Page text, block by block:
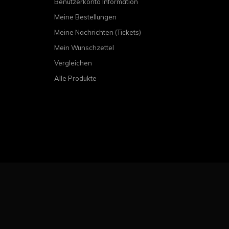
Benutzerkonto Information
Meine Bestellungen
Meine Nachrichten (Tickets)
Mein Wunschzettel
Vergleichen
Alle Produkte